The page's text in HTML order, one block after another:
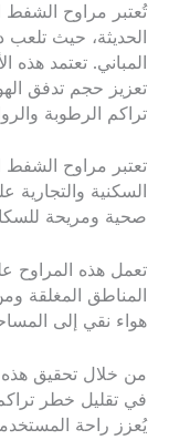
تُعتبر مراوح الشفط
الحديثة، حيث
المباني. تعتمد
تعزيز حجم تدفق
تراكم الرطوبة
تعتبر مراوح الشفط
السكنية
صحية ومريحة
تعمل هذه المراوح
المناطق المغلقة
هواء نقي إلى
من خلال تحقيق هذه
في تقليل خطر تراكم
يُعزز راحة